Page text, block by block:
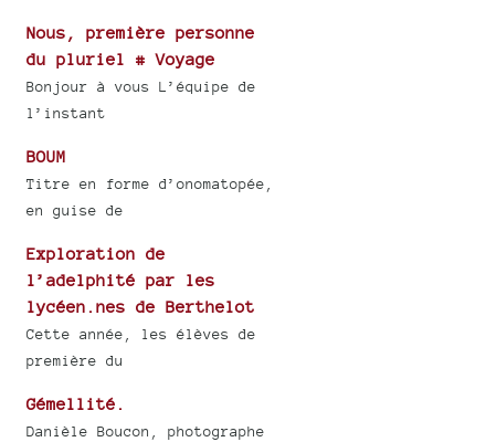
Nous, première personne
du pluriel # Voyage
Bonjour à vous L’équipe de
l’instant
BOUM
Titre en forme d’onomatopée,
en guise de
Exploration de
l’adelphité par les
lycéen.nes de Berthelot
Cette année, les élèves de
première du
Gémellité.
Danièle Boucon, photographe